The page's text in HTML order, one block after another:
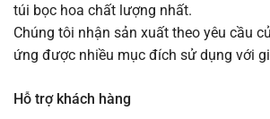
túi bọc hoa chất lượng nhất.
Chúng tôi nhận sản xuất theo yêu cầu
ứng được nhiều mục đích sử dụng với
Hỗ trợ khách hàng